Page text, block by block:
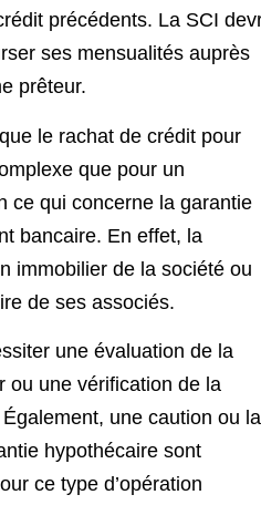
précédents. La SCI
ses mensualités auprès
prêteur.
le rachat de crédit pour
que pour un
ce qui concerne la garantie
bancaire. En effet, la
immobilier de la société ou
de ses associés.
une évaluation de la
ou une vérification de la
une caution ou la
hypothécaire sont
ce type d’opération